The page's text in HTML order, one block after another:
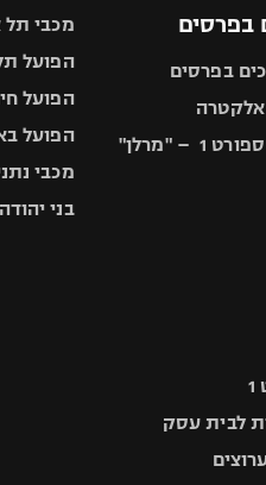
בפרסים
בפרסים
אלקטרה
– "מרלן"
לבית עסק
מכבי תל
הפועל
הפועל
הפועל
מכבי
בני יהודה